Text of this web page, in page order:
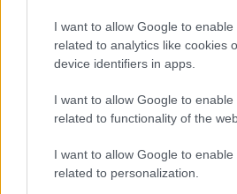
I want to allow Google to enable
related to analytics like cookies
device identifiers in apps.
I want to allow Google to enable
related to functionality of the
I want to allow Google to enable
related to personalization.